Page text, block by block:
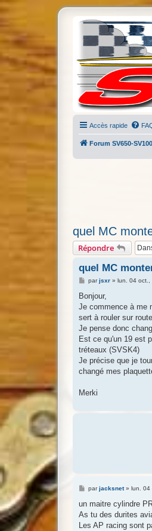
Accès rapide
Forum SV650-
quel MC
Répondre
quel MC
M
s
a
g
parjsxr» lun. 04 oct.,
Bonjour,
Je commence à me
sert à rouler sur
Je pense donc
Est ce qu'un 19 est
tréteaux (SVSK4)
Je précise que je
changé mes
Merki
M
s
a
g
parjacksnet» lun. 04
un maitre cylindre
As tu des durites
Les AP racing sont